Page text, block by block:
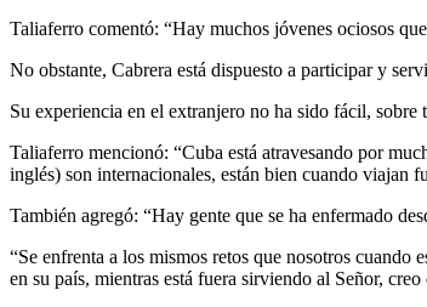
Taliaferro comentó: “Hay muchos jóvenes ociosos
No obstante, Cabrera está dispuesto a participar y
Su experiencia en el extranjero no ha sido fácil,
Taliaferro mencionó: “Cuba está atravesando por
inglés) son internacionales, están bien cuando viajan
También agregó: “Hay gente que se ha enfermado
“Se enfrenta a los mismos retos que nosotros cuando
en su país, mientras está fuera sirviendo al Señor,